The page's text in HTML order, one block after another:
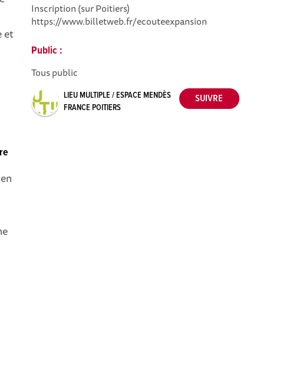
et
Inscription (sur Poitiers)
https://www.billetweb.fr/ecouteexpansion
Public :
Tous public
LIEU MULTIPLE / ESPACE MENDÈS
FRANCE POITIERS